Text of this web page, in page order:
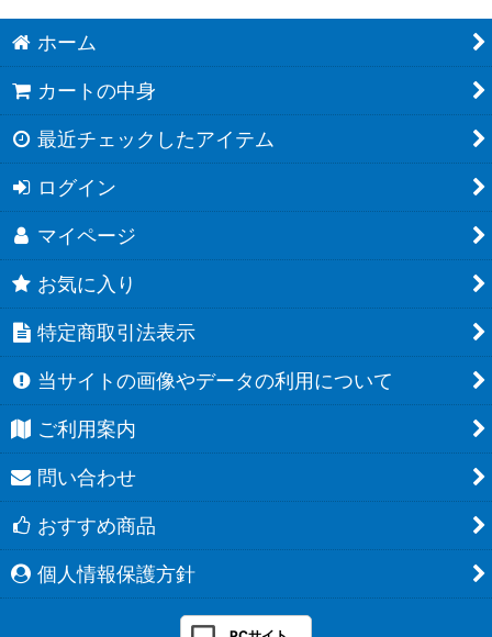
ホーム
カートの中身
最近チェックしたアイテム
ログイン
マイページ
お気に入り
特定商取引法表示
当サイトの画像やデータの利用について
ご利用案内
問い合わせ
おすすめ商品
個人情報保護方針